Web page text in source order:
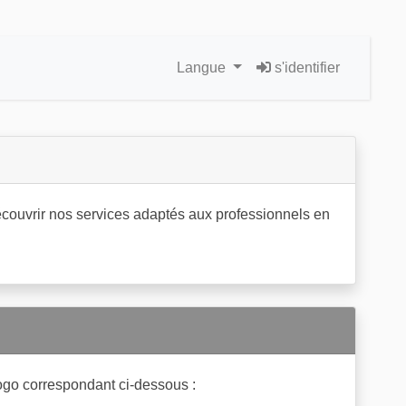
Langue s'identifier
nos services adaptés aux professionnels en
correspondant ci-dessous :